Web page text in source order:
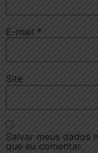
E-mail *
Site
Salvar meus dados
que eu comentar.